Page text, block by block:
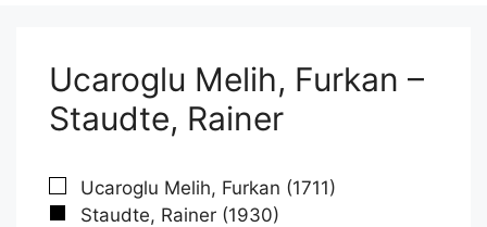
Ucaroglu Melih, Furkan –
Staudte, Rainer
Ucaroglu Melih, Furkan (1711)
Staudte, Rainer (1930)